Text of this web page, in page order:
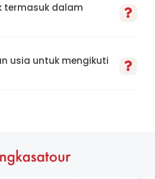
termasuk dalam
usia untuk mengikuti